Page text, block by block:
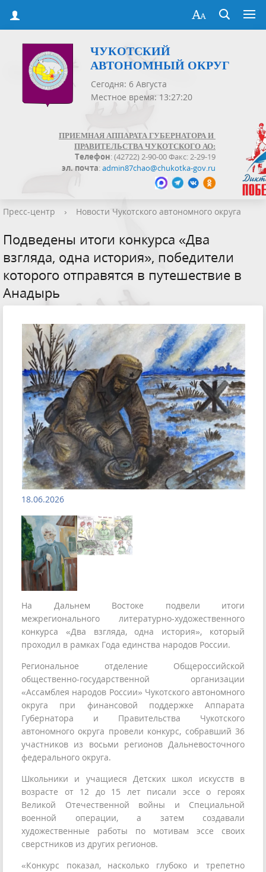
ЧУКОТСКИЙ
АВТОНОМНЫЙ ОКРУГ
Сегодня: 6 Августа
Местное время: 13:27:21
ПРИЕМНАЯ АППАРАТА ГУБЕРНАТОРА И
ПРАВИТЕЛЬСТВА ЧУКОТСКОГО АО:
Телефон: (42722) 2-90-00 Факс: 2-29-19
эл. почта:admin87chao@chukotka-gov.ru
Пресс-центр › Новости Чукотского автономного округа
Подведены итоги конкурса «Два
взгляда, одна история», победители
которого отправятся в путешествие в
Анадырь
18.06.2026
На Дальнем Востоке подвели итоги
межрегионального литературно-художественного
конкурса «Два взгляда, одна история», который
проходил в рамках Года единства народов России.
Региональное отделение Общероссийской
общественно-государственной организации
«Ассамблея народов России» Чукотского автономного
округа при финансовой поддержке Аппарата
Губернатора и Правительства Чукотского
автономного округа провели конкурс, собравший 36
участников из восьми регионов Дальневосточного
федерального округа.
Школьники и учащиеся Детских школ искусств в
возрасте от 12 до 15 лет писали эссе о героях
Великой Отечественной войны и Специальной
военной операции, а затем создавали
художественные работы по мотивам эссе своих
сверстников из других регионов.
«Конкурс показал, насколько глубоко и трепетно